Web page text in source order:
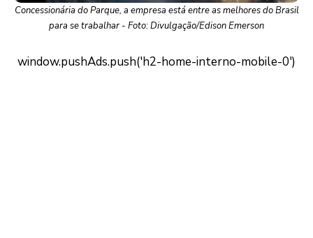
Concessionária do Parque, a empresa está entre as melhores do Brasil
para se trabalhar - Foto: Divulgação/Edison Emerson